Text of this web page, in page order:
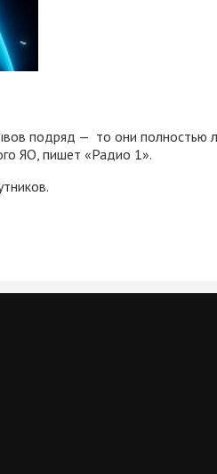
подряд — то они полностью
ЯО, пишет «Радио 1».